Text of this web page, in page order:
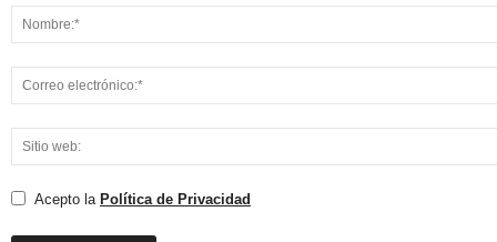
Acepto la Política de Privacidad